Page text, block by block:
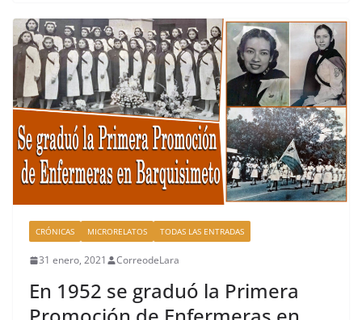
b
o
o
k
d
s
ar
tir
CRÓNICAS MICRORELATOS TODAS LAS ENTRADAS
31 enero, 2021 CorreodeLara
En 1952 se graduó la Primera